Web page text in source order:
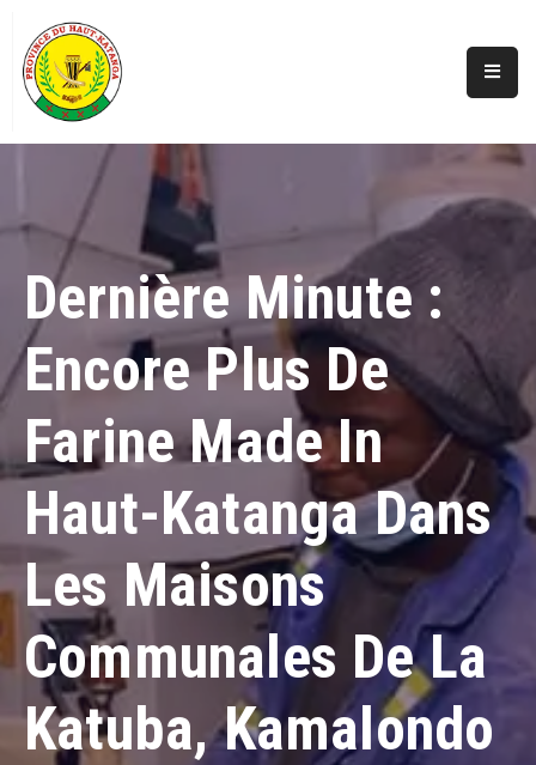
Accueil
Actualités
Propos
Secteurs
Infos
Covid
Perspectives
Galerie
Contacts
Dernière Minute :
Encore Plus De
Farine Made In
Haut-Katanga Dans
Les Maisons
Communales De La
Katuba, Kamalondo